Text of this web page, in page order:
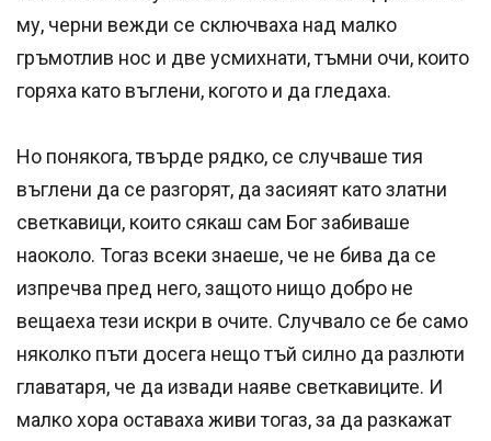
му, черни вежди се сключваха над малко
гръмотлив нос и две усмихнати, тъмни очи, които
горяха като въглени, когото и да гледаха.
Но понякога, твърде рядко, се случваше тия
въглени да се разгорят, да засияят като златни
светкавици, които сякаш сам Бог забиваше
наоколо. Тогаз всеки знаеше, че не бива да се
изпречва пред него, защото нищо добро не
вещаеха тези искри в очите. Случвало се бе само
няколко пъти досега нещо тъй силно да разлюти
главатаря, че да извади наяве светкавиците. И
малко хора оставаха живи тогаз, за да разкажат